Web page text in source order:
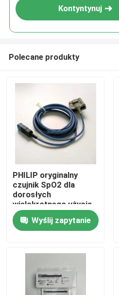
Do domu
Produkty
O nas
Kontyntynuj
Polecane produkty
PHILIP oryginalny
czujnik SpO2 dla
dorosłych
wielokrotnego użycia
M1191BL (3m)
REF:989803144381
Wyślij zapytanie